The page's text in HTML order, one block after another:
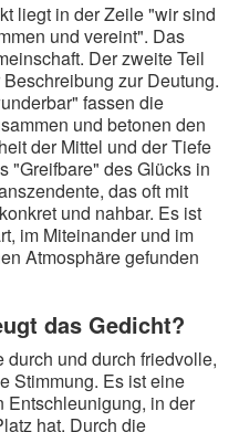
liegt in der Zeile "wir sind
und vereint". Das
Der zweite Teil
zur Deutung.
fassen die
und betonen den
der Mittel und der Tiefe
"Greifbare" des Glücks in
das oft mit
und nahbar. Es ist
im Miteinander und im
Atmosphäre gefunden
das Gedicht?
und durch friedvolle,
Stimmung. Es ist eine
Entschleunigung, in der
hat. Durch die